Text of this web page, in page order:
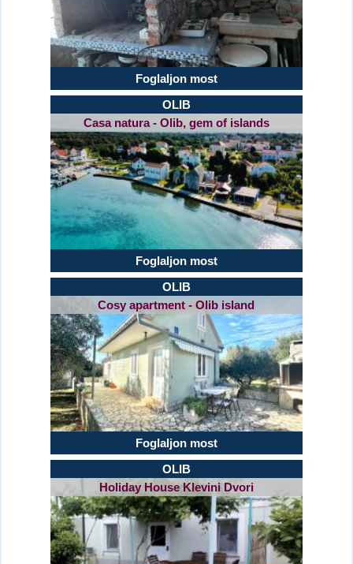
Foglaljon most
OLIB
Casa natura - Olib, gem of islands
Foglaljon most
OLIB
Cosy apartment - Olib island
Foglaljon most
OLIB
Holiday House Klevini Dvori